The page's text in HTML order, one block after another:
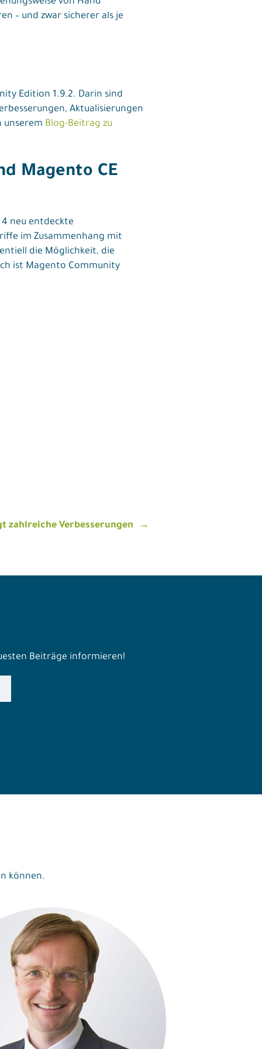
– und zwar sicherer als je
Edition 1.9.2. Darin sind
Aktualisierungen
unserem Blog-Beitrag zu
Magento CE
neu entdeckte
im Zusammenhang mit
die Möglichkeit, die
ist Magento Community
zahlreiche Verbesserungen
Beiträge informieren!
können.